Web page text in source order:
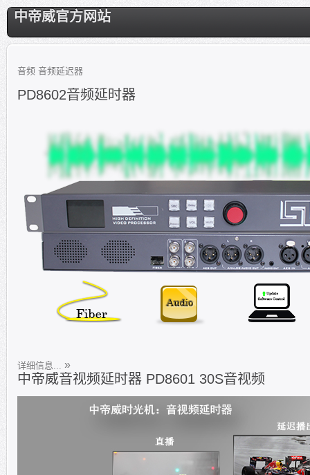
中帝威官方网站
音频 音频延迟器
PD8602音频延时器
详细信息...
中帝威音视频延时器 PD8601 30S音视频